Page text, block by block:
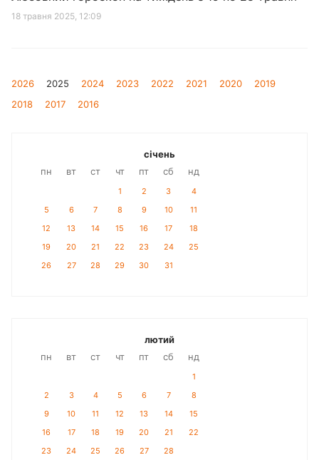
18 травня 2025, 12:09
2026 2025 2024 2023 2022 2021 2020
2019
2018
2017 2016
січень
пн
вт ст чт пт сб нд
1 2 3
4
5
6 7 8 9 10
11
12
13 14 15 16 17
18
19
20 21 22 23 24
25
26
27 28 29 30 31
лютий
пн
вт ст чт пт сб нд
1
2
3 4 5 6 7
8
9
10 11 12 13 14
15
16
17 18 19 20 21
22
23
24 25 26 27 28